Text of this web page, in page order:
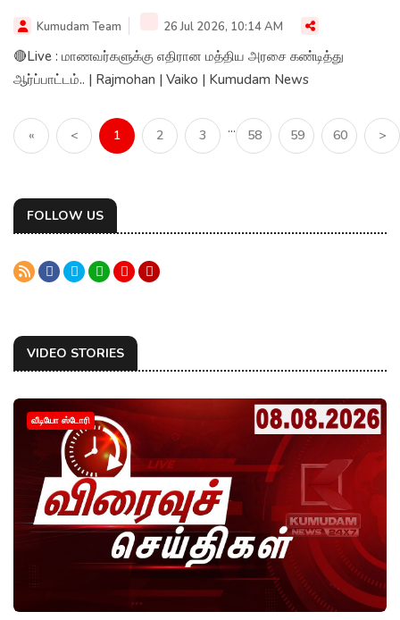
Kumudam Team 26 Jul 2026, 10:14 AM
🔴Live : மாணவர்களுக்கு எதிரான மத்திய அரசை கண்டித்து
ஆர்ப்பாட்டம்.. | Rajmohan | Vaiko | Kumudam News
« < 1 2 3 ... 58 59 60 >
FOLLOW US
VIDEO STORIES
வீடியோ ஸ்டோரி